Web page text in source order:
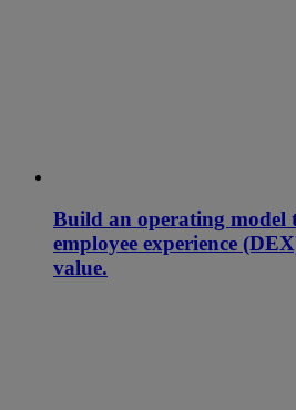
Build an operating model
employee experience
value.